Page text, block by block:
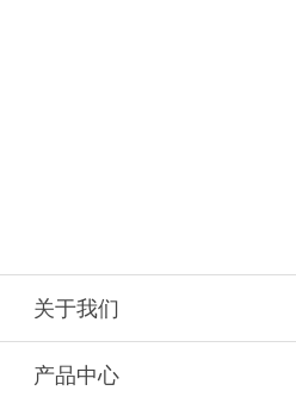
关于我们
产品中心